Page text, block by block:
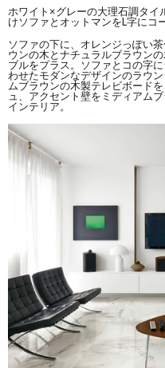
ホワイト×グレーの大理石調タイ
けソファとオットマンをL字にコ
ソファの下に、オレンジっぽい
ウンの木とナチュラルブラウン
ブルをプラス。ソファとコの字
わせたモダンなデザインのラウ
ムブラウンの木製テレビボード
ュ、アクセント壁をミディアム
インテリア。